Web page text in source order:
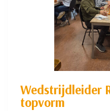
Wedstrijdleider
topvorm